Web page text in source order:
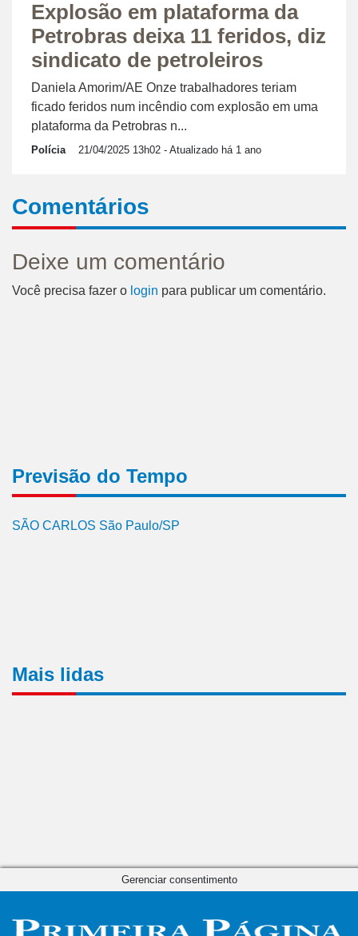
Explosão em plataforma da
Petrobras deixa 11 feridos, diz
sindicato de petroleiros
Daniela Amorim/AE Onze trabalhadores teriam
ficado feridos num incêndio com explosão em uma
plataforma da Petrobras n...
Polícia 21/04/2025 13h02 - Atualizado há 1 ano
Comentários
Deixe um comentário
Você precisa fazer o login para publicar um comentário.
Previsão do Tempo
SÃO CARLOS São Paulo/SP
Mais lidas
Gerenciar consentimento